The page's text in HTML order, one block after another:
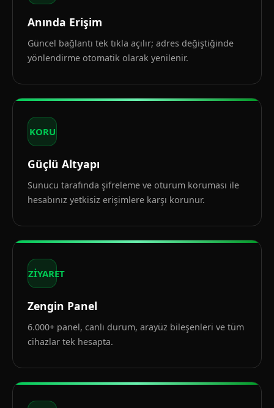
Anında Erişim
Güncel bağlantı tek tıkla açılır; adres değiştiğinde
yönlendirme otomatik olarak yenilenir.
KORU
Güçlü Altyapı
Sunucu tarafında şifreleme ve oturum koruması ile
hesabınız yetkisiz erişimlere karşı korunur.
ZİYARET
Zengin Panel
6.000+ panel, canlı durum, arayüz bileşenleri ve tüm
cihazlar tek hesapta.